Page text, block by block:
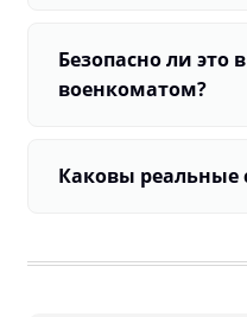
Безопасно ли это
военкоматом?
Каковы реальные